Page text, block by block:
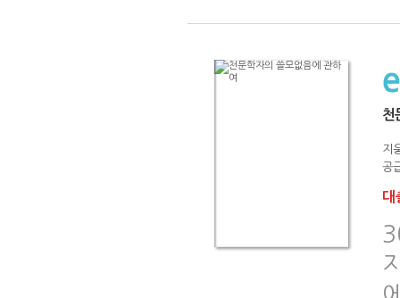
천
지
공
대